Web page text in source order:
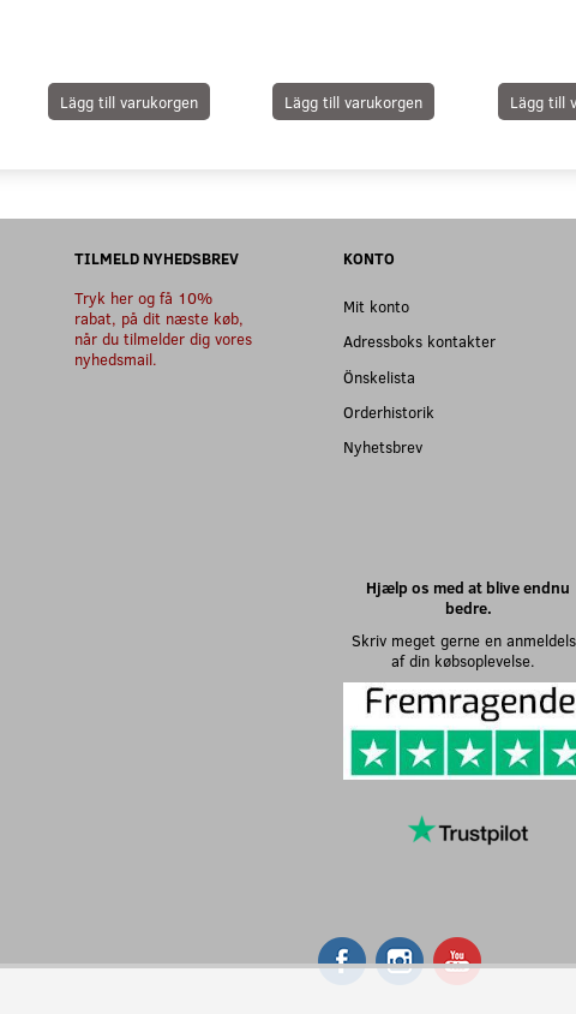
Lägg till varukorgen Lägg till varukorgen Lägg till
TILMELD NYHEDSBREV
Tryk her og få 10%
rabat, på dit næste køb,
når du tilmelder dig vores
nyhedsmail.
KONTO
Mit konto
Adressboks kontakter
Önskelista
Orderhistorik
Nyhetsbrev
Hjælp os med at blive endnu
bedre.
Skriv meget gerne en
af din købsoplevelse.